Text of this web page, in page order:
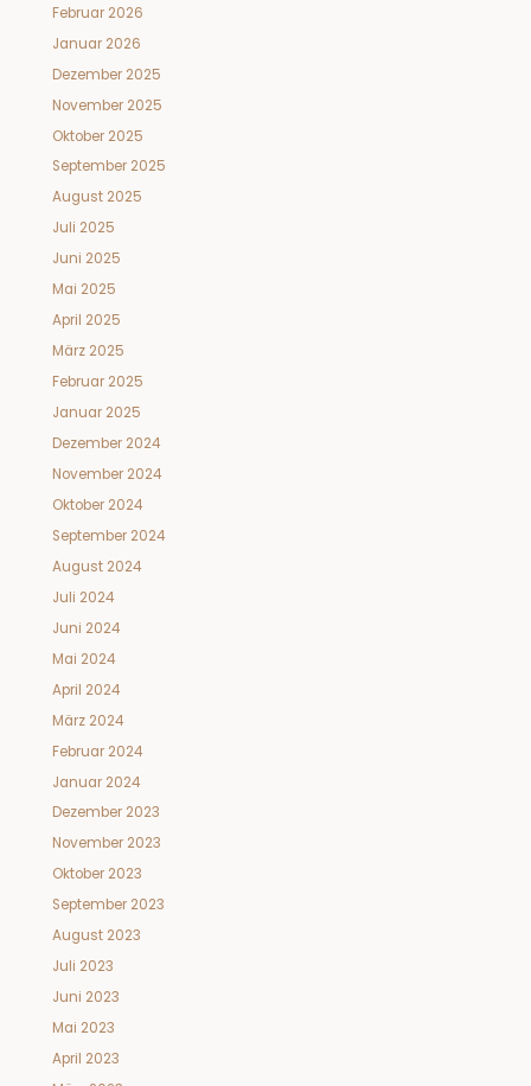
Februar 2026
Januar 2026
Dezember 2025
November 2025
Oktober 2025
September 2025
August 2025
Juli 2025
Juni 2025
Mai 2025
April 2025
März 2025
Februar 2025
Januar 2025
Dezember 2024
November 2024
Oktober 2024
September 2024
August 2024
Juli 2024
Juni 2024
Mai 2024
April 2024
März 2024
Februar 2024
Januar 2024
Dezember 2023
November 2023
Oktober 2023
September 2023
August 2023
Juli 2023
Juni 2023
Mai 2023
April 2023